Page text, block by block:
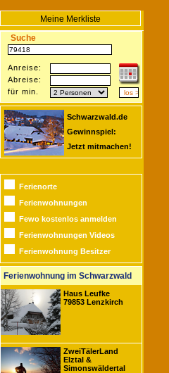
Meine Merkliste
Suche
Anreise:
Abreise:
für min.
Schwarzwald.de
Gewinnspiel:
Jetzt mitmachen!
Ferienorte
Ferienwohnungen
Fewo kostenlos anmelden
Ferienwohnungen Videos
Ferienwohnung Besitzer
Ferienwohnung im Schwarzwald
Haus Leufke
79853 Lenzkirch
ZweiTälerLand
Elztal &
Simonswäldertal